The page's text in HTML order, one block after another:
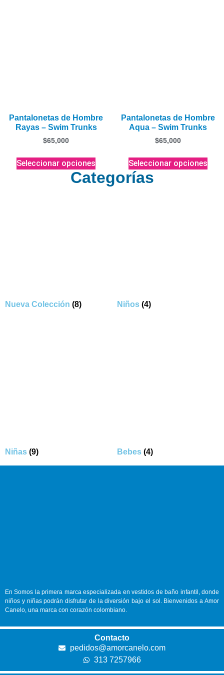
Pantalonetas de Hombre
Rayas – Swim Trunks
$65,000
Seleccionar opciones
Pantalonetas de Hombre
Aqua – Swim Trunks
$65,000
Seleccionar opciones
Categorías
Nueva Colección (8) Niños (4)
Niñas (9) Bebes (4)
EnSomos la primera marca especializada en vestidos de baño infantil, donde
niños y niñas podrán disfrutar de la diversión bajo el sol. Bienvenidos a Amor
Canelo, una marca con corazón colombiano.
Contacto
pedidos@amorcanelo.com
313 7257966